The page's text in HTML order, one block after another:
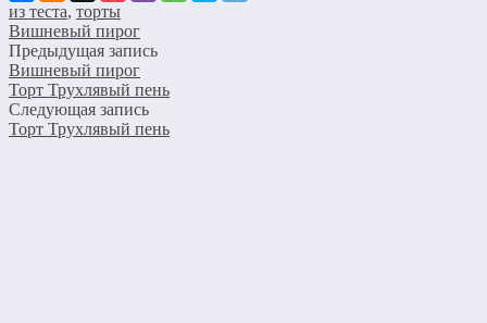
из теста, торты
Вишневый пирог
Предыдущая запись
Вишневый пирог
Торт Трухлявый пень
Следующая запись
Торт Трухлявый пень